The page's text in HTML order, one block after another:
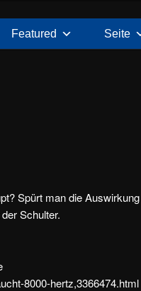
Featured Seite
Spürt man die
Schulter.
8000-hertz,3366474.html